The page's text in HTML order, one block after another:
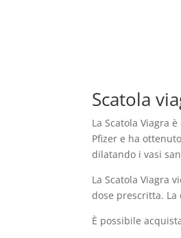
Scatola
La Scatola Viagra
Pfizer e ha
dilatando i vasi
La Scatola Viagra
dose prescritta. La
È possibile